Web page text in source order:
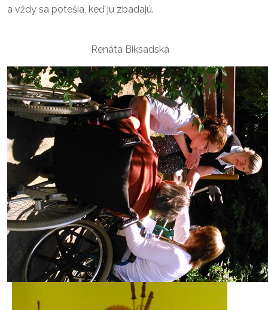
a vždy sa potešia, keď ju zbadajú.
Renáta Biksadská